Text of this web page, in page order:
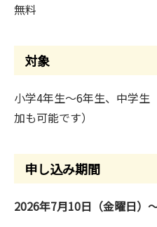
無料
対象
小学4年生～6年生、中学生
加も可能です）
申し込み期間
2026年7月10日（金曜日）